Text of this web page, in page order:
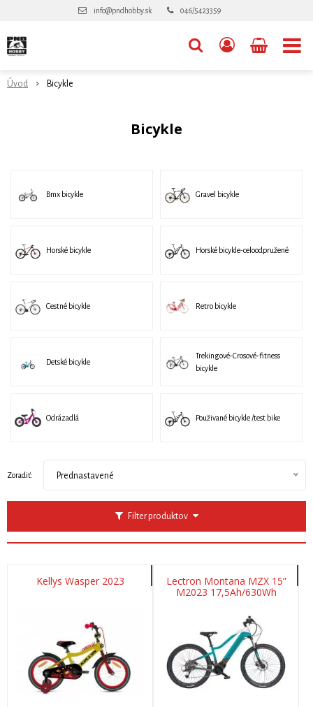
info@pndhobby.sk 046/5423359
Úvod Bicykle
Bicykle
Bmx bicykle Gravel bicykle
Horské bicykle Horské bicykle-celoodpružené
Cestné bicykle Retro bicykle
Detské bicykle
Trekingové-Crosové-fitness
bicykle
Odrázadlá Použivané bicykle /test bike
Filter produktov
Zoradiť: Prednastavené
Kellys Wasper 2023
Lectron Montana MZX 15”
M2023 17,5Ah/630Wh